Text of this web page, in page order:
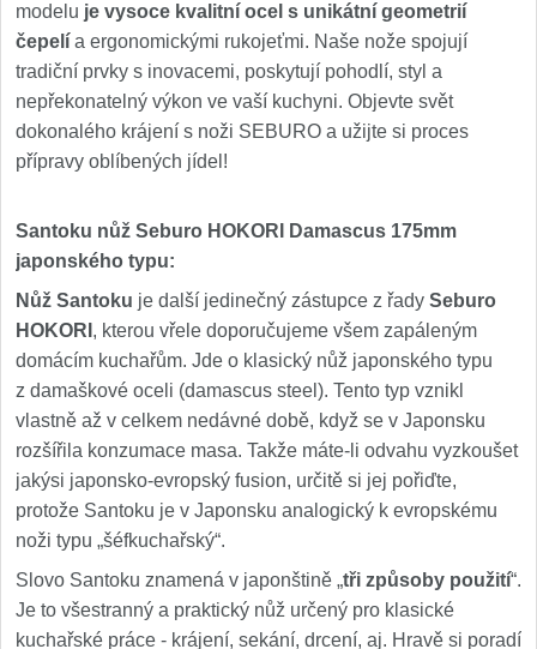
modelu je vysoce kvalitní ocel s unikátní geometrií
čepelí a ergonomickými rukojeťmi. Naše nože spojují
tradiční prvky s inovacemi, poskytují pohodlí, styl a
nepřekonatelný výkon ve vaší kuchyni. Objevte svět
dokonalého krájení s noži SEBURO a užijte si proces
přípravy oblíbených jídel!
Santoku nůž Seburo HOKORI Damascus 175mm
japonského typu:
Nůž Santoku je další jedinečný zástupce z řady Seburo
HOKORI , kterou vřele doporučujeme všem zapáleným
domácím kuchařům. Jde o klasický nůž japonského typu
z damaškové oceli (damascus steel). Tento typ vznikl
vlastně až v celkem nedávné době, když se v Japonsku
rozšířila konzumace masa. Takže máte-li odvahu vyzkoušet
jakýsi japonsko-evropský fusion, určitě si jej pořiďte,
protože Santoku je v Japonsku analogický k evropskému
noži typu „šéfkuchařský“.
Slovo Santoku znamená v japonštině „tři způsoby použití“.
Je to všestranný a praktický nůž určený pro klasické
kuchařské práce - krájení, sekání, drcení, aj. Hravě si poradí